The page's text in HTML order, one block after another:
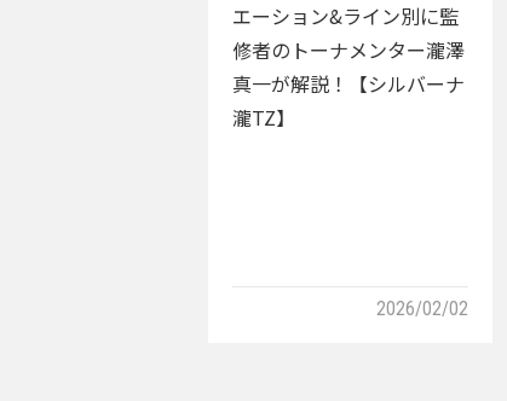
エーション&ライン別に監
修者のトーナメンター瀧澤
真一が解説！【シルバーナ
瀧TZ】
2026/02/02